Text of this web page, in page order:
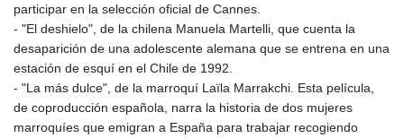
participar en la selección oficial de Cannes.
- "El deshielo", de la chilena Manuela Martelli, que cuenta la
desaparición de una adolescente alemana que se entrena en una
estación de esquí en el Chile de 1992.
- "La más dulce", de la marroquí Laïla Marrakchi. Esta película,
de coproducción española, narra la historia de dos mujeres
marroquíes que emigran a España para trabajar recogiendo